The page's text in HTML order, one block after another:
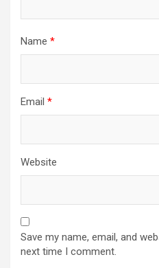
Name *
Email *
Website
Save my name, email, and
next time I comment.